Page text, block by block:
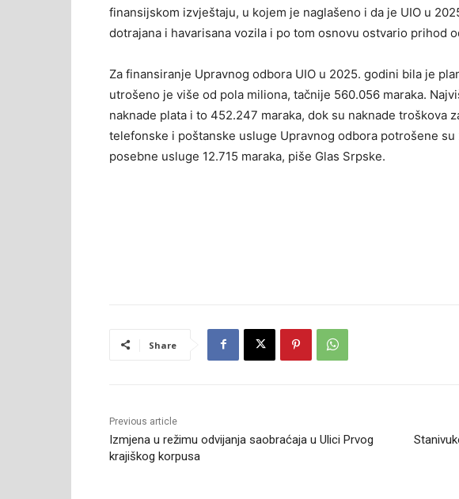
finansijskom izvještaju, u kojem je naglašeno i da je UIO u
dotrajana i havarisana vozila i po tom osnovu ostvario prihod
Za finansiranje Upravnog odbora UIO u 2025. godini bila je
utrošeno je više od pola miliona, tačnije 560.056 maraka.
naknade plata i to 452.247 maraka, dok su naknade troškova
telefonske i poštanske usluge Upravnog odbora potrošene
posebne usluge 12.715 maraka, piše Glas Srpske.
Share
Previous article
Izmjena u režimu odvijanja saobraćaja u Ulici Prvog
krajiškog korpusa